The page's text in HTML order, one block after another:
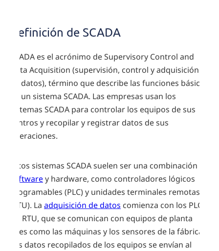
Definición de SCADA
SCADA es el acrónimo de Supervisory Control and
Data Acquisition (supervisión, control y adquisición
de datos), término que describe las funciones básicas
de un sistema SCADA. Las empresas usan los
sistemas SCADA para controlar los equipos de sus
centros y recopilar y registrar datos de sus
operaciones.
Estos sistemas SCADA suelen ser una combinación de
softwarey hardware, como controladores lógicos
programables (PLC) y unidades terminales remotas
(RTU). La adquisición de datos comienza con los PLC y
las RTU, que se comunican con equipos de planta
tales como las máquinas y los sensores de la fábrica.
Los datos recopilados de los equipos se envían al